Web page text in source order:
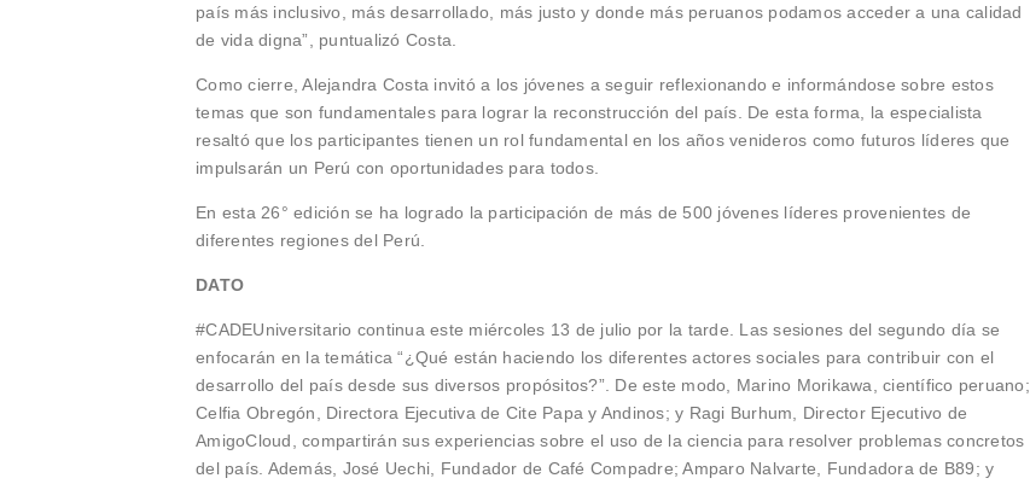
país más inclusivo, más desarrollado, más justo y donde más peruanos podamos acceder a una calidad
de vida digna”, puntualizó Costa.
Como cierre, Alejandra Costa invitó a los jóvenes a seguir reflexionando e informándose sobre estos
temas que son fundamentales para lograr la reconstrucción del país. De esta forma, la especialista
resaltó que los participantes tienen un rol fundamental en los años venideros como futuros líderes que
impulsarán un Perú con oportunidades para todos.
En esta 26° edición se ha logrado la participación de más de 500 jóvenes líderes provenientes de
diferentes regiones del Perú.
DATO
#CADEUniversitario continua este miércoles 13 de julio por la tarde. Las sesiones del segundo día se
enfocarán en la temática “¿Qué están haciendo los diferentes actores sociales para contribuir con el
desarrollo del país desde sus diversos propósitos?”. De este modo, Marino Morikawa, científico peruano;
Celfia Obregón, Directora Ejecutiva de Cite Papa y Andinos; y Ragi Burhum, Director Ejecutivo de
AmigoCloud, compartirán sus experiencias sobre el uso de la ciencia para resolver problemas concretos
del país. Además, José Uechi, Fundador de Café Compadre; Amparo Nalvarte, Fundadora de B89; y